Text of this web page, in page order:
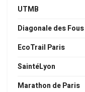
UTMB
Diagonale des Fous
EcoTrail Paris
SaintéLyon
Marathon de Paris